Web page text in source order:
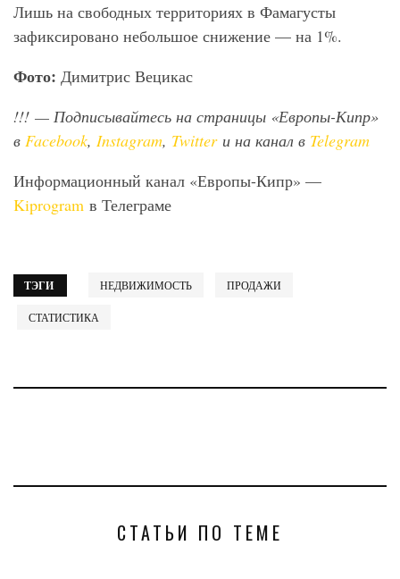
Лишь на свободных территориях в Фамагусты
зафиксировано небольшое снижение — на 1%.
Фото: Димитрис Вецикас
!!! — Подписывайтесь на страницы «Европы-Кипр»
в Facebook, Instagram, Twitter и на канал в Telegram
Информационный канал «Европы-Кипр» —
Kiprogram в Телеграме
ТЭГИ НЕДВИЖИМОСТЬ ПРОДАЖИ
СТАТИСТИКА
СТАТЬИ ПО ТЕМЕ